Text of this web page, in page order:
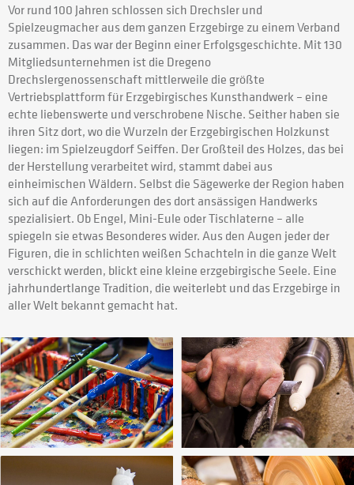
Vor rund 100 Jahren schlossen sich Drechsler und
Spielzeugmacher aus dem ganzen Erzgebirge zu einem Verband
zusammen. Das war der Beginn einer Erfolgsgeschichte. Mit 130
Mitgliedsunternehmen ist die Dregeno
Drechslergenossenschaft mittlerweile die größte
Vertriebsplattform für Erzgebirgisches Kunsthandwerk – eine
echte liebenswerte und verschrobene Nische. Seither haben sie
ihren Sitz dort, wo die Wurzeln der Erzgebirgischen Holzkunst
liegen: im Spielzeugdorf Seiffen. Der Großteil des Holzes, das bei
der Herstellung verarbeitet wird, stammt dabei aus
einheimischen Wäldern. Selbst die Sägewerke der Region haben
sich auf die Anforderungen des dort ansässigen Handwerks
spezialisiert. Ob Engel, Mini-Eule oder Tischlaterne – alle
spiegeln sie etwas Besonderes wider. Aus den Augen jeder der
Figuren, die in schlichten weißen Schachteln in die ganze Welt
verschickt werden, blickt eine kleine erzgebirgische Seele. Eine
jahrhundertlange Tradition, die weiterlebt und das Erzgebirge in
aller Welt bekannt gemacht hat.